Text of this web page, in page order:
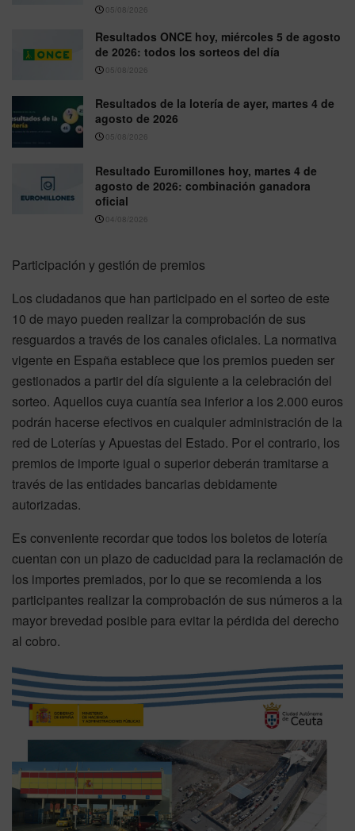
05/08/2026
Resultados ONCE hoy, miércoles 5 de agosto
de 2026: todos los sorteos del día
05/08/2026
Resultados de la lotería de ayer, martes 4 de
agosto de 2026
05/08/2026
Resultado Euromillones hoy, martes 4 de
agosto de 2026: combinación ganadora
oficial
04/08/2026
Participación y gestión de premios
Los ciudadanos que han participado en el sorteo de este
10 de mayo pueden realizar la comprobación de sus
resguardos a través de los canales oficiales. La normativa
vigente en España establece que los premios pueden ser
gestionados a partir del día siguiente a la celebración del
sorteo. Aquellos cuya cuantía sea inferior a los 2.000 euros
podrán hacerse efectivos en cualquier administración de la
red de Loterías y Apuestas del Estado. Por el contrario, los
premios de importe igual o superior deberán tramitarse a
través de las entidades bancarias debidamente
autorizadas.
Es conveniente recordar que todos los boletos de lotería
cuentan con un plazo de caducidad para la reclamación de
los importes premiados, por lo que se recomienda a los
participantes realizar la comprobación de sus números a la
mayor brevedad posible para evitar la pérdida del derecho
al cobro.